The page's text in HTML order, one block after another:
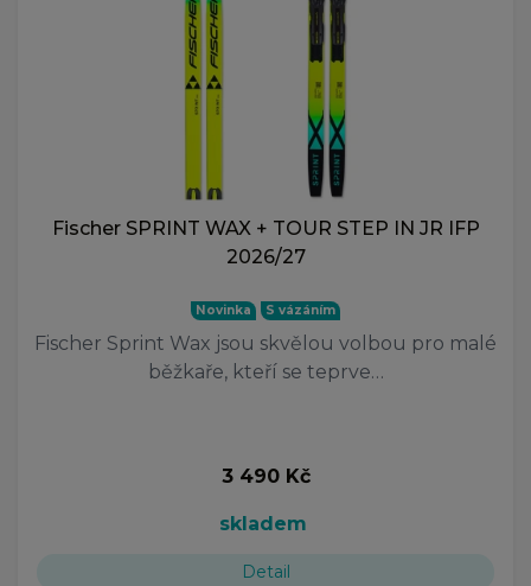
Fischer SPRINT WAX + TOUR STEP IN JR IFP
2026/27
Novinka S vázáním
Fischer Sprint Wax jsou skvělou volbou pro malé
běžkaře, kteří se teprve…
3 490 Kč
skladem
Detail